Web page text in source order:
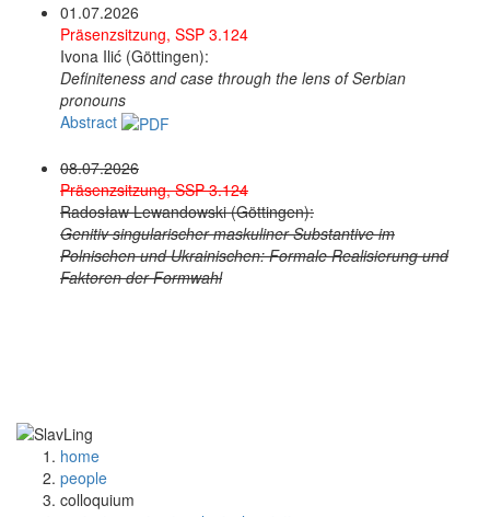
01.07.2026
Präsenzsitzung, SSP 3.124
Ivona Ilić (Göttingen):
Definiteness and case through the lens of Serbian
pronouns
Abstract
08.07.2026
Präsenzsitzung, SSP 3.124
Radosław Lewandowski (Göttingen):
Genitiv singularischer maskuliner Substantive im
Polnischen und Ukrainischen: Formale Realisierung und
Faktoren der Formwahl
home
people
colloquium